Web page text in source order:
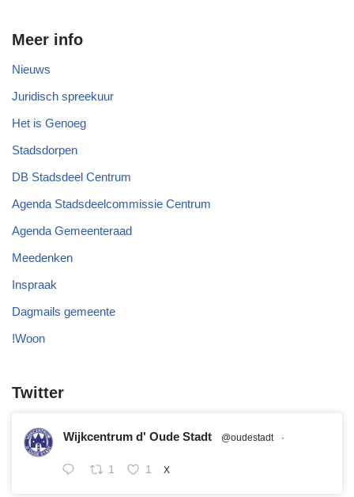
Meer info
Nieuws
Juridisch spreekuur
Het is Genoeg
Stadsdorpen
DB Stadsdeel Centrum
Agenda Stadsdeelcommissie Centrum
Agenda Gemeenteraad
Meedenken
Inspraak
Dagmails gemeente
!Woon
Twitter
Wijkcentrum d' Oude Stadt @oudestadt ·
1 1 X